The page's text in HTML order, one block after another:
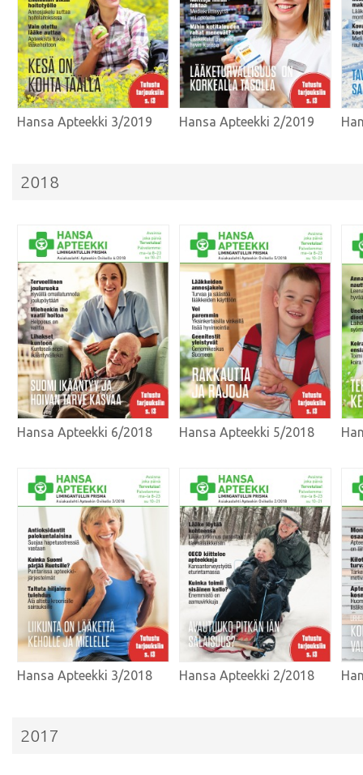
Hansa Apteekki 3/2019 Hansa Apteekki 2/2019
2018
Hansa Apteekki 6/2018 Hansa Apteekki 5/2018
Hansa Apteekki 3/2018 Hansa Apteekki 2/2018
2017